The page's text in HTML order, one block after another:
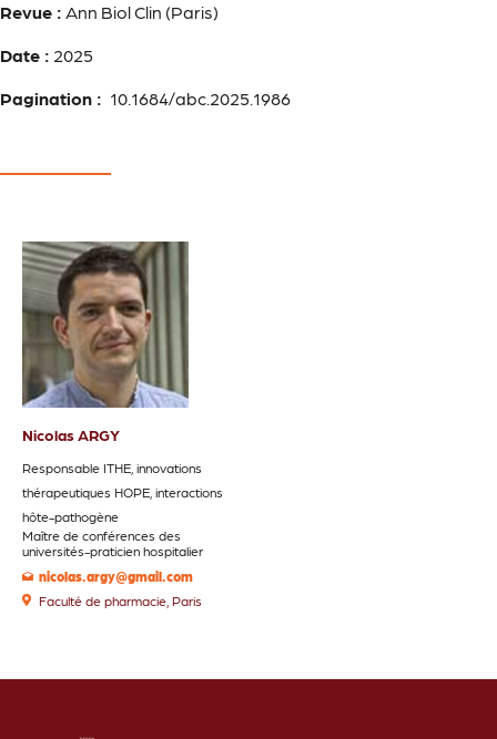
Revue : Ann Biol Clin (Paris)
Date : 2025
Pagination : 10.1684/abc.2025.1986
Nicolas ARGY
Responsable ITHE, innovations
thérapeutiques HOPE, interactions
hôte-pathogène
Maître de conférences des
universités-praticien hospitalier
nicolas.argy@gmail.com
Faculté de pharmacie, Paris